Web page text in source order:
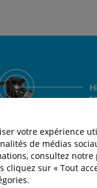
votre expérience
de médias
consultez notre
cliquez sur « Tout